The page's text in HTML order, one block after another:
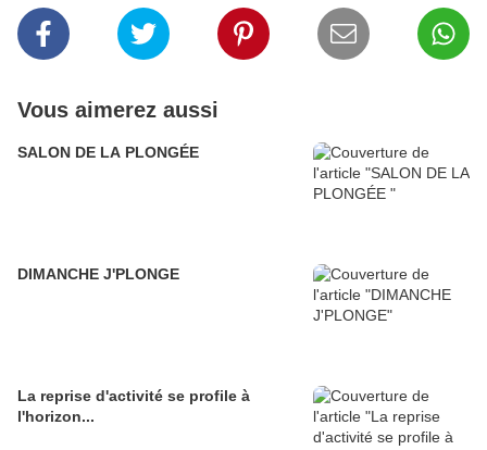
Vous aimerez aussi
SALON DE LA PLONGÉE
DIMANCHE J'PLONGE
La reprise d'activité se profile à
l'horizon...